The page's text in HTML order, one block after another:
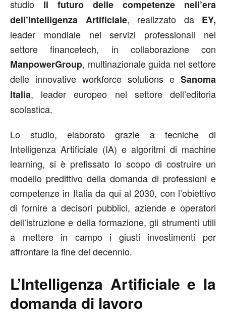
studio Il futuro delle competenze nell’era
dell’Intelligenza Artificiale, realizzato da EY,
leader mondiale nei servizi professionali nel
settore financetech, in collaborazione con
ManpowerGroup, multinazionale guida nel settore
delle innovative workforce solutions e Sanoma
Italia, leader europeo nel settore dell’editoria
scolastica.
Lo studio, elaborato grazie a tecniche di
Intelligenza Artificiale (IA) e algoritmi di machine
learning, si è prefissato lo scopo di costruire un
modello predittivo della domanda di professioni e
competenze in Italia da qui al 2030, con l’obiettivo
di fornire a decisori pubblici, aziende e operatori
dell’istruzione e della formazione, gli strumenti utili
a mettere in campo i giusti investimenti per
affrontare la fine del decennio.
L’Intelligenza Artificiale e la
domanda di lavoro